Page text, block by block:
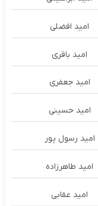
امید افضلی
امید باقری
امید جعفری
امید حسینی
امید رسول پور
امید طاهرزاده
امید عقابی